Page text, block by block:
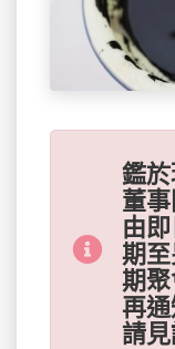
鑑於
董
由
期
期
再
請見